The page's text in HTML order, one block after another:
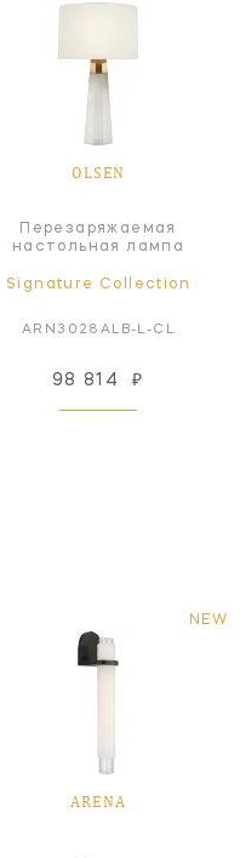
OLSEN
Перезаряжаемая
настольная лампа
Signature Collection
ARN3028ALB-L-CL
98 814 ₽
NEW
ARENA